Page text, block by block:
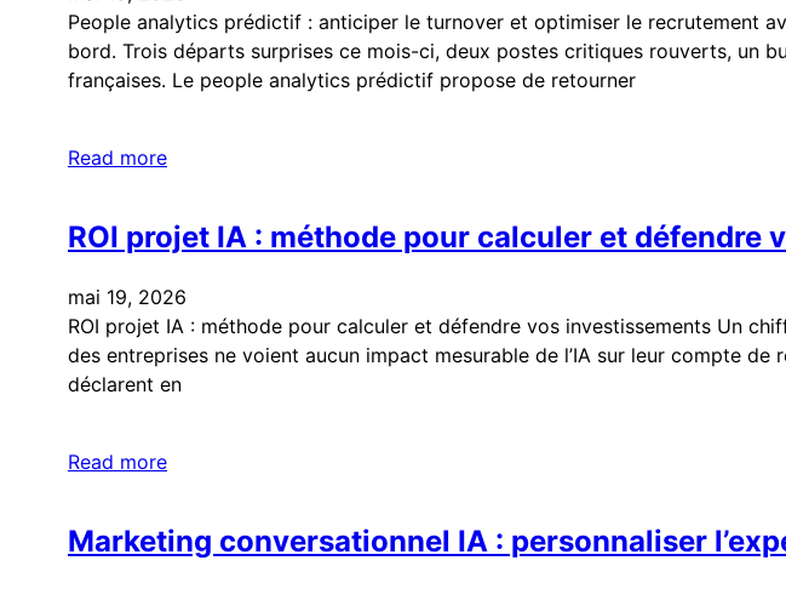
People analytics prédictif : anticiper le turnover et optimiser le recrutement
bord. Trois départs surprises ce mois-ci, deux postes critiques rouverts, un
françaises. Le people analytics prédictif propose de retourner
Read more
ROI projet IA : méthode pour calculer et défendre
mai 19, 2026
ROI projet IA : méthode pour calculer et défendre vos investissements Un
des entreprises ne voient aucun impact mesurable de l’IA sur leur compte
déclarent en
Read more
Marketing conversationnel IA : personnaliser